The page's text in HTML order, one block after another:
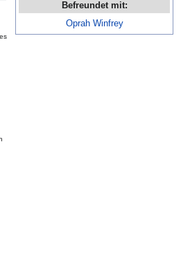
Befreundet mit:
Oprah Winfrey